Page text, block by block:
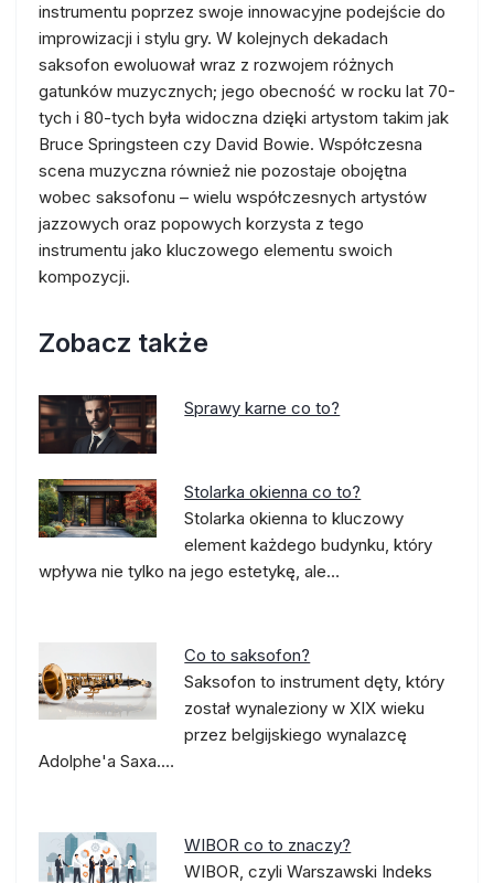
instrumentu poprzez swoje innowacyjne podejście do
improwizacji i stylu gry. W kolejnych dekadach
saksofon ewoluował wraz z rozwojem różnych
gatunków muzycznych; jego obecność w rocku lat 70-
tych i 80-tych była widoczna dzięki artystom takim jak
Bruce Springsteen czy David Bowie. Współczesna
scena muzyczna również nie pozostaje obojętna
wobec saksofonu – wielu współczesnych artystów
jazzowych oraz popowych korzysta z tego
instrumentu jako kluczowego elementu swoich
kompozycji.
Zobacz także
Sprawy karne co to?
Stolarka okienna co to?
Stolarka okienna to kluczowy
element każdego budynku, który
wpływa nie tylko na jego estetykę, ale…
Co to saksofon?
Saksofon to instrument dęty, który
został wynaleziony w XIX wieku
przez belgijskiego wynalazcę
Adolphe'a Saxa.…
WIBOR co to znaczy?
WIBOR, czyli Warszawski Indeks